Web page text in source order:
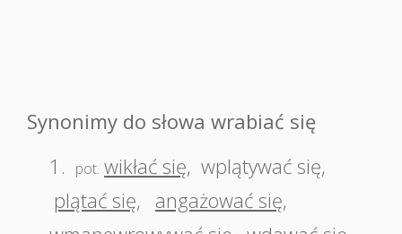
Synonimy do słowa wrabiać się
1.
pot. wikłać się, wplątywać się,
plątać się, angażować się,